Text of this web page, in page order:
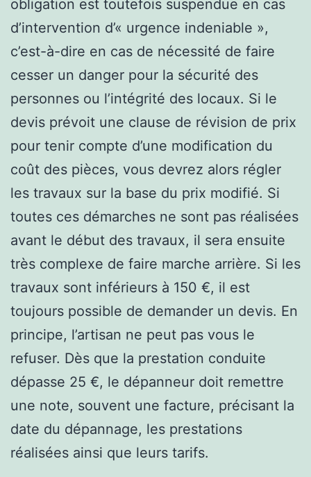
obligation est toutefois suspendue en cas
d’intervention d’« urgence indeniable »,
c’est-à-dire en cas de nécessité de faire
cesser un danger pour la sécurité des
personnes ou l’intégrité des locaux. Si le
devis prévoit une clause de révision de prix
pour tenir compte d’une modification du
coût des pièces, vous devrez alors régler
les travaux sur la base du prix modifié. Si
toutes ces démarches ne sont pas réalisées
avant le début des travaux, il sera ensuite
très complexe de faire marche arrière. Si les
travaux sont inférieurs à 150 €, il est
toujours possible de demander un devis. En
principe, l’artisan ne peut pas vous le
refuser. Dès que la prestation conduite
dépasse 25 €, le dépanneur doit remettre
une note, souvent une facture, précisant la
date du dépannage, les prestations
réalisées ainsi que leurs tarifs.